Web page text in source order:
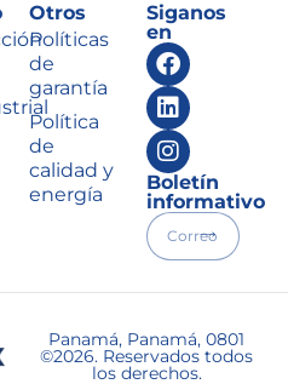
Otros
Políticas
de
garantía
Política
de
calidad y
energía
Siganos
en
Boletín
informativo
Panamá, Panamá, 0801
©2026. Reservados todos
los derechos.